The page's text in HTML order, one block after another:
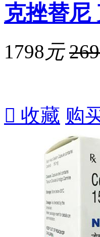
克挫替尼
1798 元
 收藏 购